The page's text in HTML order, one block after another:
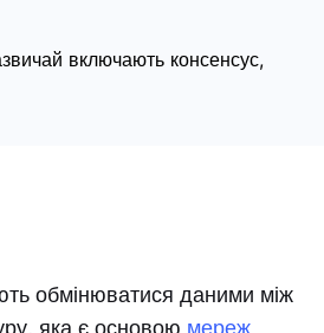
включають консенсус,
обмінюватися даними між
яка є основою мереж